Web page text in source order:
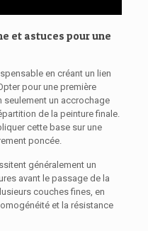
et astuces pour une
en créant un lien
pour une première
seulement un accrochage
de la peinture finale.
cette base sur une
poncée.
généralement un
avant le passage de la
couches fines, en
et la résistance